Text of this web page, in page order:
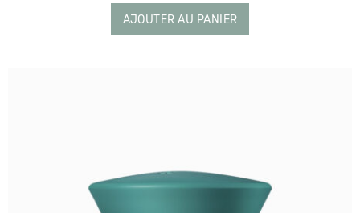
AJOUTER AU PANIER